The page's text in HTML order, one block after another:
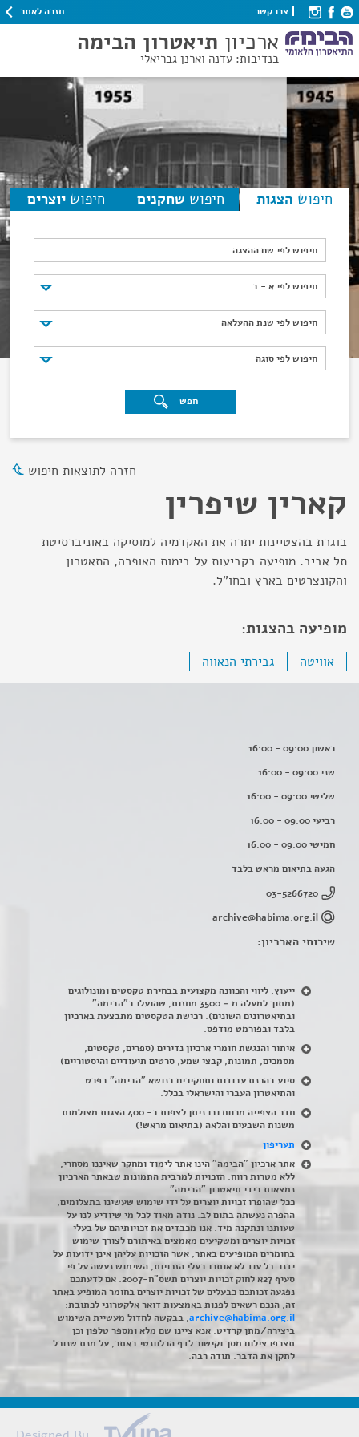
צרו קשר חזרה לאתר
ארכיון תיאטרון הבימה
בנדיבות: עדנה וארנן גבריאלי
חיפוש הצגות חיפוש שחקנים חיפוש יוצרים
חיפוש לפי שם ההצגה
חיפוש לפי א - ב
חיפוש לפי א - ב
חיפוש לפי שנת ההעלאה
חיפוש לפי שנת ההעלאה
חיפוש לפי סוגה
חיפוש לפי סוגה
חפש
חזרה לתוצאות חיפוש
קארין שיפרין
בוגרת בהצטיינות יתרה את האקדמיה למוסיקה באוניברסיטת
תל אביב. מופיעה בקביעות על בימות האופרה, התאטרון
והקונצרטים בארץ ובחו"ל.
מופיעה בהצגות:
אוויטה גבירתי הנאווה
ראשון 09:00 - 16:00
שני 09:00 - 16:00
שלישי 09:00 - 16:00
רביעי 09:00 - 16:00
חמישי 09:00 - 16:00
הגעה בתיאום מראש בלבד
03-5266720
archive@habima.org.il
שירותי הארכיון:
ייעוץ, ליווי והכוונה מקצועית בבחירת טקסטים ומונולוגים
(מתוך למעלה מ – 3500 מחזות, שהועלו ב"הבימה"
ובתיאטרונים השונים). רכישת הטקסטים מתבצעת בארכיון
בלבד ובפורמט מודפס.
איתור והנגשת חומרי ארכיון נדירים (ספרים, טקסטים,
מסמכים, תמונות, קבצי שמע, סרטים תיעודיים והיסטוריים)
סיוע בהכנת עבודות ותחקירים בנושא "הבימה" בפרט
והתיאטרון העברי והישראלי בכלל.
חדר הצפייה מרווח ובו ניתן לצפות ב- 400 הצגות מצולמות
משנות השבעים והלאה (בתיאום מראש!)
תעריפון
אתר ארכיון "הבימה" הינו אתר לימוד ומחקר שאיננו מסחרי,
ללא מטרות רווח. הזכויות למרבית התמונות שבאתר הארכיון
נמצאות בידי תיאטרון "הבימה".
ככל שהופרו זכויות יוצרים על ידי שימוש שעשינו בתצלומים,
ההפרה נעשתה בתום לב. נודה מאוד לכל מי שיודיע לנו על
טעותנו ונתקנה מיד. אנו מכבדים את זכויותיהם של בעלי
זכויות יוצרים ומשקיעים מאמצים באיתורם לצורך שימוש
בחומרים המופיעים באתר, אשר הזכויות עליהן אינן ידועות על
ידנו. כל עוד לא אותרו בעלי הזכויות, השימוש נעשה על פי
סעיף 27א לחוק זכויות יוצרים תשס"ח-2007. אם לדעתכם
נפגעה זכותכם כבעלים של זכויות יוצרים בחומר המופיע באתר
זה, הנכם רשאים לפנות באמצעות דואר אלקטרוני לכתובת:
archive@habima.org.il, בבקשה לחדול מעשיית השימוש
ביצירה/מתן קרדיט. אנא ציינו שם מלא ומספר טלפון וכן
תצרפו צילום מסך וקישור לדף הרלוונטי באתר, על מנת שנוכל
לתקן את הדבר. תודה רבה.